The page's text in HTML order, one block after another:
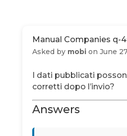
Manual Companies q-
Asked by mobion June
I dati pubblicati
corretti dopo l’invio?
Answers